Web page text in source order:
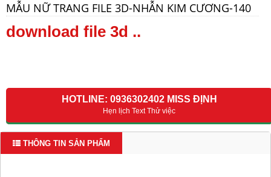
MẪU NỮ TRANG FILE 3D-NHẪN KIM CƯƠNG-140
download file 3d ..
HOTLINE: 0936302402 MISS ĐỊNH
Hẹn lịch Text Thử việc
THÔNG TIN SẢN PHẨM